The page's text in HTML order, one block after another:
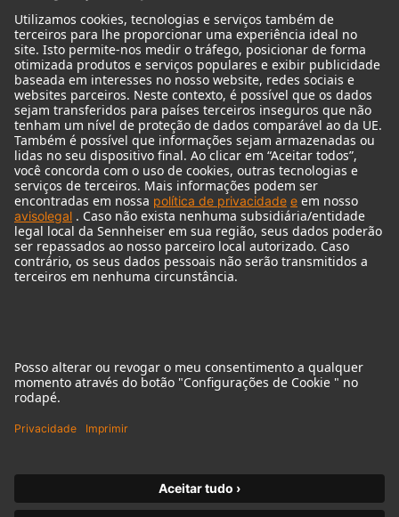
Monitores
Acessórios de monitores
Fones de ouvido
Microfones históricos
Audio Interface
Imprint
Privacy policy
Terms of Use